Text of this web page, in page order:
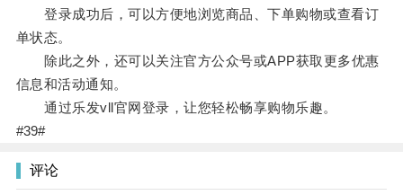
登录成功后，可以方便地浏览商品、下单购物或查看订
单状态。
除此之外，还可以关注官方公众号或APP获取更多优惠
信息和活动通知。
通过乐发vll官网登录，让您轻松畅享购物乐趣。
#39#
评论